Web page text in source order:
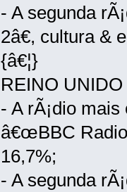
- A segunda
2â€, cultura &
{â€¦}
REINO UNIDO
- A rÃ¡dio
â€œBBC
16,7%;
- A segunda